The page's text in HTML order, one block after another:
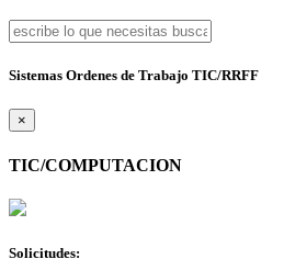
Sistemas Ordenes de Trabajo TIC/RRFF
×
TIC/COMPUTACION
Solicitudes: